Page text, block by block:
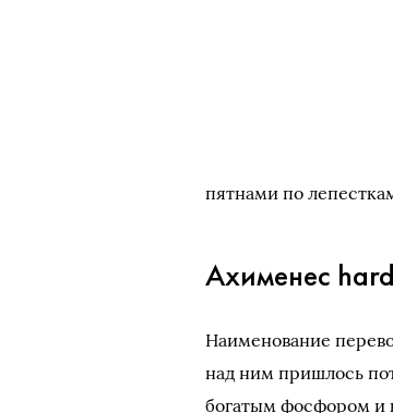
пятнами по
Ахименес
Наименование
над ним пришлось
богатым фосфором и